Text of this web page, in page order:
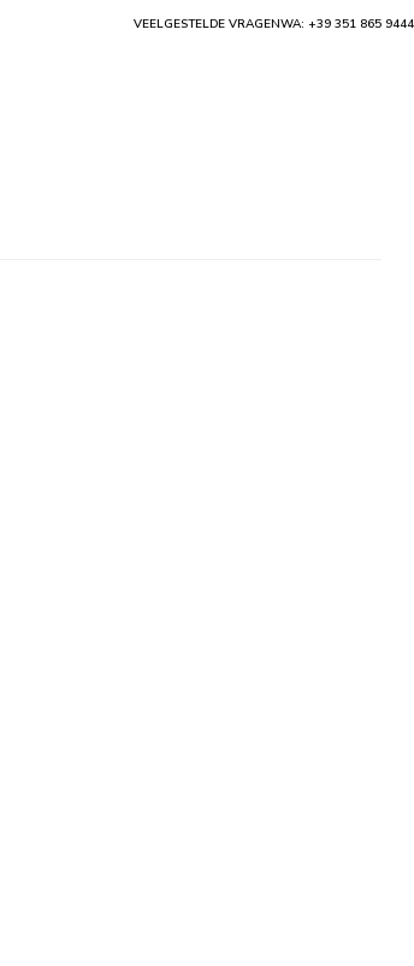
VEELGESTELDE VRAGENWA: +39 351 865 9444